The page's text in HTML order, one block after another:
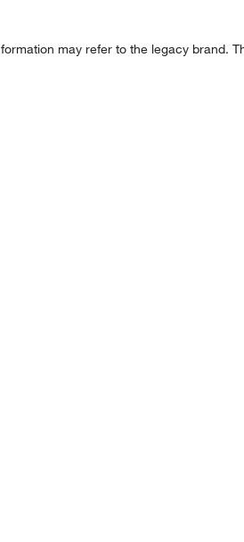
may refer to the legacy brand.